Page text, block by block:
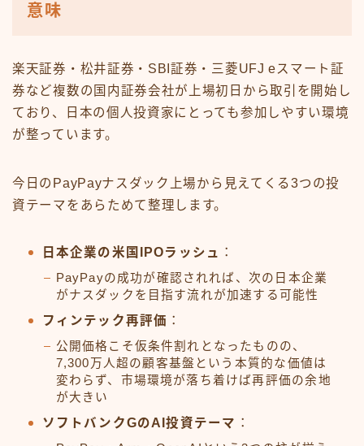
意味
楽天証券・松井証券・SBI証券・三菱UFJ eスマート証
券など複数の国内証券会社が上場初日から取引を開始し
ており、日本の個人投資家にとっても参加しやすい環境
が整っています。
今日のPayPayナスダック上場から見えてくる3つの投
資テーマをあらためて整理します。
日本企業の米国IPOラッシュ ：
PayPayの成功が確認されれば、次の日本企業
がナスダックを目指す流れが加速する可能性
フィンテック再評価 ：
公開価格こそ仮条件割れとなったものの、
7,300万人超の顧客基盤という本質的な価値は
変わらず、市場環境が落ち着けば再評価の余地
が大きい
ソフトバンクGのAI投資テーマ ：